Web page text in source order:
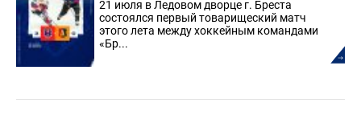
21 июля в Ледовом дворце г. Бреста
состоялся первый товарищеский матч
этого лета между хоккейным командами
«Бр...